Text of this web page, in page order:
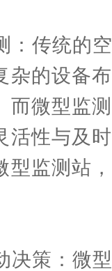
传统的空
杂的设备
而微型监
活性与及
型监测站
策：微型